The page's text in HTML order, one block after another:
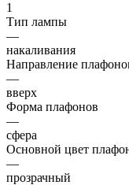
1
Тип лампы
—
накаливания
Направление
—
вверх
Форма плафонов
—
сфера
Основной цвет
—
прозрачный